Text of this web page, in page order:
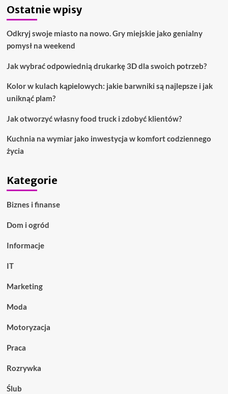
Ostatnie wpisy
Odkryj swoje miasto na nowo. Gry miejskie jako genialny
pomysł na weekend
Jak wybrać odpowiednią drukarkę 3D dla swoich potrzeb?
Kolor w kulach kąpielowych: jakie barwniki są najlepsze i jak
uniknąć plam?
Jak otworzyć własny food truck i zdobyć klientów?
Kuchnia na wymiar jako inwestycja w komfort codziennego
życia
Kategorie
Biznes i finanse
Dom i ogród
Informacje
IT
Marketing
Moda
Motoryzacja
Praca
Rozrywka
Ślub